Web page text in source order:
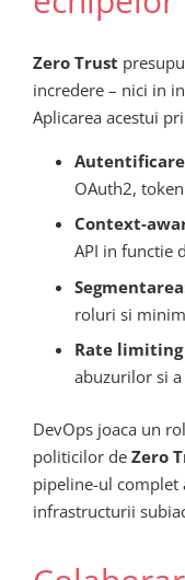
Zero Trust
incredere – nici in
Aplicarea acestui
OAuth2,
Context-
API in functie
roluri si
Rate
abuzurilor si
DevOps joaca un
politicilor de Zero
pipeline-ul complet
infrastructurii